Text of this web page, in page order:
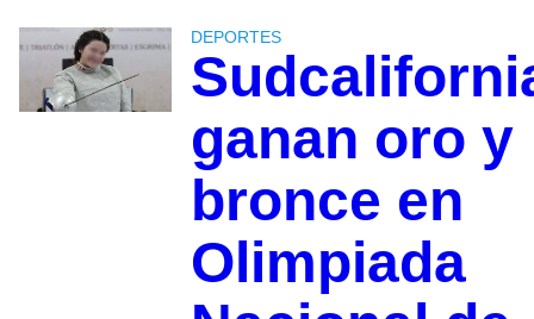
DEPORTES
ganan oro y
bronce en
Olimpiada